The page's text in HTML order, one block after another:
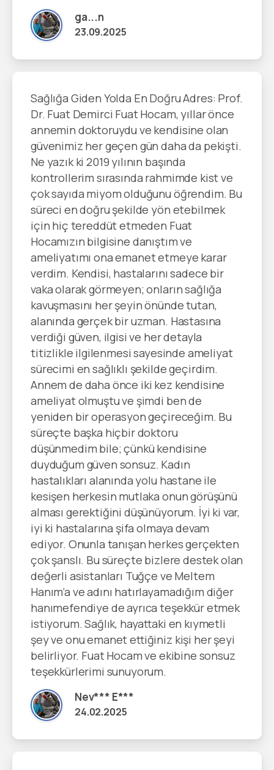
ga...n
23.09.2025
Sağlığa Giden Yolda En Doğru Adres: Prof.
Dr. Fuat Demirci Fuat Hocam, yıllar önce
annemin doktoruydu ve kendisine olan
güvenimiz her geçen gün daha da pekişti.
Ne yazık ki 2019 yılının başında
kontrollerim sırasında rahmimde kist ve
çok sayıda miyom olduğunu öğrendim. Bu
süreci en doğru şekilde yön etebilmek
için hiç tereddüt etmeden Fuat
Hocamızın bilgisine danıştım ve
ameliyatımı ona emanet etmeye karar
verdim. Kendisi, hastalarını sadece bir
vaka olarak görmeyen; onların sağlığa
kavuşmasını her şeyin önünde tutan,
alanında gerçek bir uzman. Hastasına
verdiği güven, ilgisi ve her detayla
titizlikle ilgilenmesi sayesinde ameliyat
sürecimi en sağlıklı şekilde geçirdim.
Annem de daha önce iki kez kendisine
ameliyat olmuştu ve şimdi ben de
yeniden bir operasyon geçireceğim. Bu
süreçte başka hiçbir doktoru
düşünmedim bile; çünkü kendisine
duyduğum güven sonsuz. Kadın
hastalıkları alanında yolu hastane ile
kesişen herkesin mutlaka onun görüşünü
alması gerektiğini düşünüyorum. İyi ki var,
iyi ki hastalarına şifa olmaya devam
ediyor. Onunla tanışan herkes gerçekten
çok şanslı. Bu süreçte bizlere destek olan
değerli asistanları Tuğçe ve Meltem
Hanım’a ve adını hatırlayamadığım diğer
hanımefendiye de ayrıca teşekkür etmek
istiyorum. Sağlık, hayattaki en kıymetli
şey ve onu emanet ettiğiniz kişi her şeyi
belirliyor. Fuat Hocam ve ekibine sonsuz
teşekkürlerimi sunuyorum.
Nev*** E***
24.02.2025